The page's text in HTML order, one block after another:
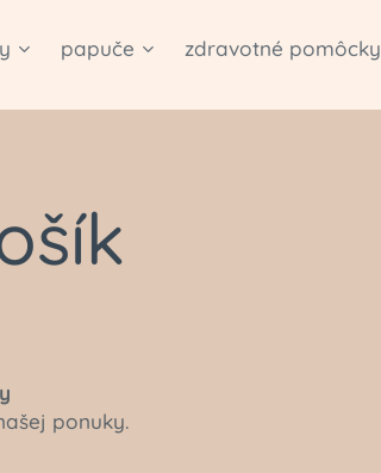
papuče zdravotné pomôcky
ponuky.